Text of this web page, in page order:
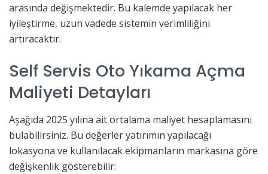
arasında değişmektedir. Bu kalemde yapılacak her
iyileştirme, uzun vadede sistemin verimliliğini
artıracaktır.
Self Servis Oto Yıkama Açma
Maliyeti Detayları
Aşağıda 2025 yılına ait ortalama maliyet hesaplamasını
bulabilirsiniz. Bu değerler yatırımın yapılacağı
lokasyona ve kullanılacak ekipmanların markasına göre
değişkenlik gösterebilir: